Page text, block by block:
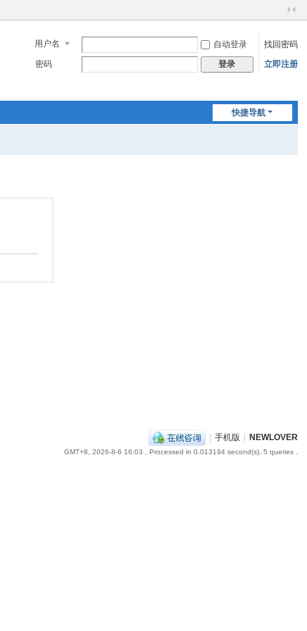
切
到
窄
用户名 自动登录
找回密码
密码
登录 立即注册
快捷导航
| 手机版 | NEWLOVER
GMT+8, 2026-8-6 16:03 , Processed in 0.013194 second(s), 5 queries .